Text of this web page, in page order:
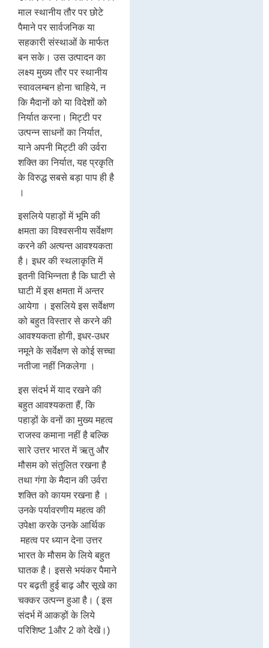
माल स्थानीय तौर पर छोटे
पैमाने पर सार्वजनिक या
सहकारी संस्थाओं के मार्फत
बन सके। उस उत्पादन का
लक्ष्य मुख्य तौर पर स्थानीय
स्वावलम्बन होना चाहिये, न
कि मैदानों को या विदेशों को
निर्यात करना। मिट्टी पर
उत्पन्न साधनों का निर्यात,
याने अपनी मिट्टी की उर्वरा
शक्ति का निर्यात, यह प्रकृति
के विरुद्ध सबसे बड़ा पाप ही है
।
इसलिये पहाड़ों में भूमि की
क्षमता का विश्वसनीय सर्वेक्षण
करने की अत्यन्त आवश्यकता
है। इधर की स्थलाकृति में
इतनी विभिन्नता है कि घाटी से
घाटी में इस क्षमता में अन्तर
आयेगा । इसलिये इस सर्वेक्षण
को बहुत विस्तार से करने की
आवश्यकता होगी, इधर-उधर
नमूने के सर्वेक्षण से कोई सच्चा
नतीजा नहीं निकलेगा ।
इस संदर्भ में याद रखने की
बहुत आवश्यकता हैं, कि
पहाड़ों के वनों का मुख्य महत्व
राजस्व कमाना नहीं है बल्कि
सारे उत्तर भारत में ऋतु और
मौसम को संतुलित रखना है
तथा गंगा के मैदान की उर्वरा
शक्ति को कायम रखना है ।
उनके पर्यावरणीय महत्व की
उपेक्षा करके उनके आर्थिक
महत्व पर ध्यान देना उत्तर
भारत के मौसम के लिये बहुत
घातक है। इससे भयंकर पैमाने
पर बढ़ती हुई बाढ़ और सूखे का
चक्कर उत्पन्न हुआ है। ( इस
संदर्भ में आकड़ों के लिये
परिशिष्ट 1और 2 को देखें।)